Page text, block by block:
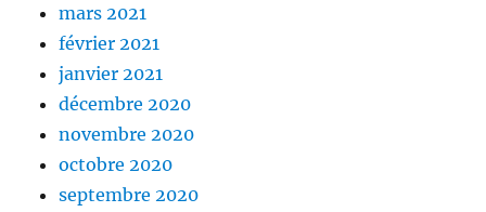
mars 2021
février 2021
janvier 2021
décembre 2020
novembre 2020
octobre 2020
septembre 2020